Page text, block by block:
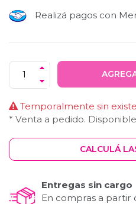
Realizá pagos con
Temporalmente sin
* Venta a pedido.
CALCULÁ
Entregas sin cargo
En compras a partir